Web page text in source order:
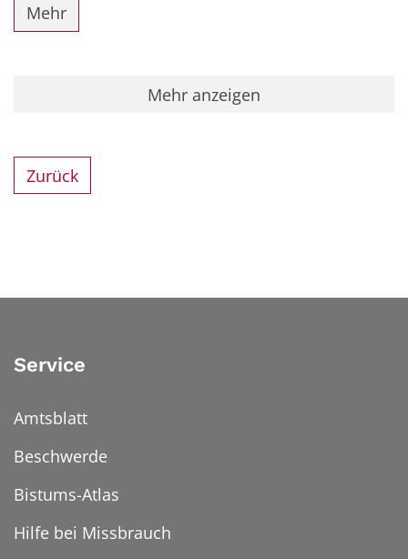
Mehr
Mehr anzeigen
Zurück
Service
Amtsblatt
Beschwerde
Bistums-Atlas
Hilfe bei Missbrauch